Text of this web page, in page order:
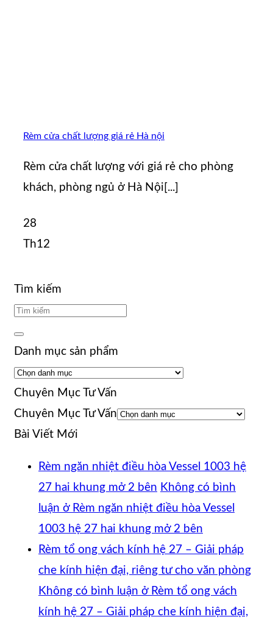
Rèm cửa chất lượng giá rẻ Hà nội
Rèm cửa chất lượng với giá rẻ cho phòng
khách, phòng ngủ ở Hà Nội[...]
28
Th12
Tìm kiếm
Danh mục sản phẩm
Chuyên Mục Tư Vấn
Chuyên Mục Tư Vấn
Bài Viết Mới
Rèm ngăn nhiệt điều hòa Vessel 1003 hệ
27 hai khung mở 2 bên Không có bình
luận ở Rèm ngăn nhiệt điều hòa Vessel
1003 hệ 27 hai khung mở 2 bên
Rèm tổ ong vách kính hệ 27 – Giải pháp
che kính hiện đại, riêng tư cho văn phòng
Không có bình luận ở Rèm tổ ong vách
kính hệ 27 – Giải pháp che kính hiện đại,